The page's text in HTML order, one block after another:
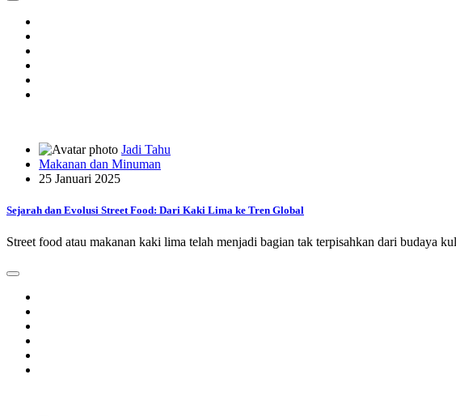
Jadi Tahu
Makanan dan Minuman
25 Januari 2025
Sejarah dan Evolusi Street Food: Dari Kaki Lima ke Tren Global
Street food atau makanan kaki lima telah menjadi bagian tak terpisahkan dari budaya